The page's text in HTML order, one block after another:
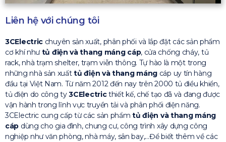
Liên hệ với chúng tôi
3CElectric chuyên sản xuất, phân phối và lắp đặt các sản phẩm
cơ khí nhưtủ điện và thang máng cáp, cửa chống cháy, tủ
rack, nhà trạm shelter, trạm viễn thông. Tự hào là một trong
những nhà sản xuấttủ điện và thang máng cáp uy tín hàng
đầu tại Việt Nam. Từ năm 2012 đến nay trên 2000 tủ điều khiển,
tủ điện do công ty3CElectricthiết kế, chế tạo đã và đang được
vận hành trong lĩnh vực truyền tải và phân phối điện năng.
3CElectric cung cấp từ các sản phẩmtủ điện và thang máng
cáp dùng cho gia đình, chung cư, công trình xây dựng công
nghiệp như văn phòng, nhà máy, sân bay,…Để biết thêm về các